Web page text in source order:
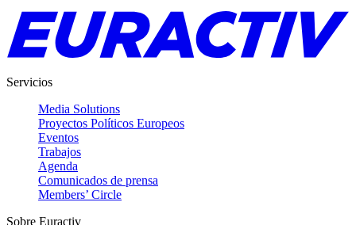
Servicios
Media Solutions
Proyectos Políticos Europeos
Eventos
Trabajos
Agenda
Comunicados de prensa
Members’ Circle
Sobre Euractiv